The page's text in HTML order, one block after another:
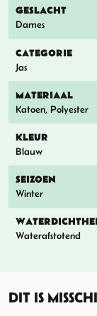
GESLACHT
Dames
CATEGORIE
Jas
MATERIAAL
Katoen, Polyester
KLEUR
Blauw
SEIZOEN
Winter
Waterafstotend
DIT IS